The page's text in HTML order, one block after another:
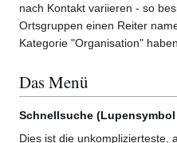
nach Kontakt variieren - so
Ortsgruppen einen Reiter
Kategorie "Organisation" haben.
Das Menü
Schnellsuche
Dies ist die unkomplizierteste,